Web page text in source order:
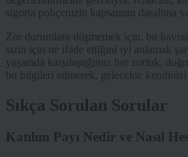
sigorta poliçenizin kapsamını daraltma
Zor durumlara düşmemek için, bu
sizin için ne ifade ettiğini iyi anlamak
yaşamda karşılaştığımız her zorluk,
bu bilgileri edinerek, gelecekte kendinizi
Sıkça Sorulan Sorular
Katılım Payı Nedir ve Nasıl